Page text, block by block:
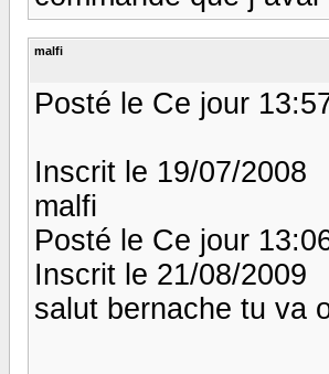
malfi
Posté le Ce jour
Inscrit le 19/07/2008
malfi
Posté le Ce jour
Inscrit le 21/08/2009
salut bernache tu va